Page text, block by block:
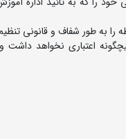
اعتباری نخواهد داشت